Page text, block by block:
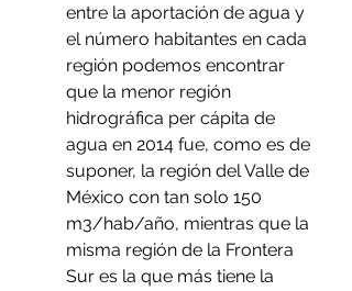
entre la aportación de agua y
el número habitantes en cada
región podemos encontrar
que la menor región
hidrográfica per cápita de
agua en 2014 fue, como es de
suponer, la región del Valle de
México con tan solo 150
m3/hab/año, mientras que la
misma región de la Frontera
Sur es la que más tiene la